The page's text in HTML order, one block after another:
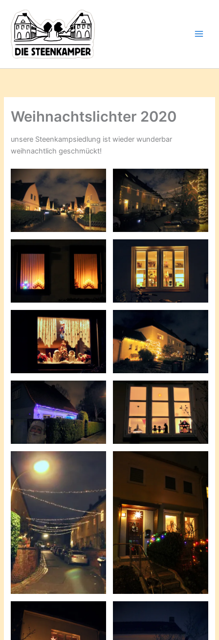
Inhalt
springen
Weihnachtslichter 2020
unsere Steenkampsiedlung ist wieder wunderbar
weihnachtlich geschmückt!
deine
Mail-
Adresse
ein ...